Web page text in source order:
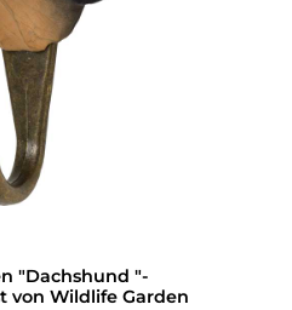
"Dachshund "-
von Wildlife Garden